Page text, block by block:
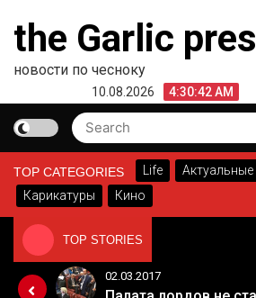
content
the Garlic
новости по чесноку
10.08.2026 4:30:42 AM
Search
for:
TOP CATEGORIES Life Актуальные
Карикатуры
Кино
TOP STORIES
02.03.2017